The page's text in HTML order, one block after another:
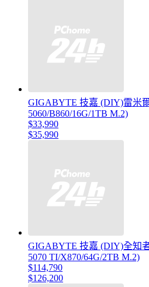
GIGABYTE 技嘉 (DIY)雷米
5060/B860/16G/1TB M.2)
$33,990
$35,990
GIGABYTE 技嘉 (DIY)全知
5070 TI/X870/64G/2TB M.2)
$114,790
$126,200